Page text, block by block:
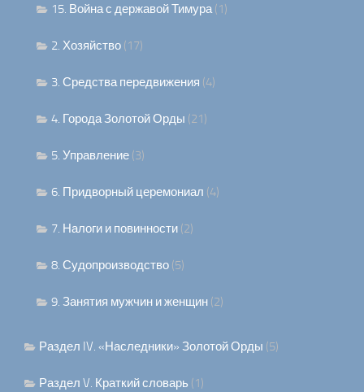
15. Война с державой Тимура(1)
2. Хозяйство (17)
3. Средства передвижения (4)
4. Города Золотой Орды (21)
5. Управление (3)
6. Придворный церемониал (4)
7. Налоги и повинности (2)
8. Судопроизводство (5)
9. Занятия мужчин и женщин (2)
Раздел IV. «Наследники» Золотой Орды (5)
Раздел V. Краткий словарь (1)